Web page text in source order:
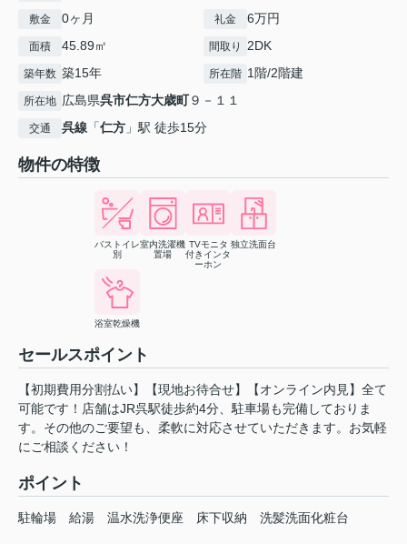
敷金 0ヶ月 礼金 6万円
面積 45.89㎡ 間取り 2DK
築年数 築15年 所在階 1階/2階建
所在地 広島県呉市仁方大歳町９－１１
交通 呉線 「仁方 」駅 徒歩15分
物件の特徴
バストイレ
別
室内洗濯機
置場
TVモニタ
付きインタ
ーホン
独立洗面台
浴室乾燥機
セールスポイント
【初期費用分割払い】【現地お待合せ】【オンライン内見】全て
可能です！店舗はJR呉駅徒歩約4分、駐車場も完備しておりま
す。その他のご要望も、柔軟に対応させていただきます。お気軽
にご相談ください！
ポイント
駐輪場 給湯 温水洗浄便座 床下収納 洗髪洗面化粧台